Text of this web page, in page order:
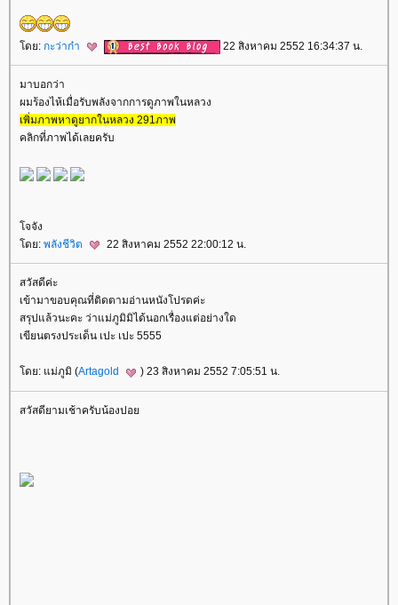
ดย: กะว่าก๋า 22 สิงหาคม 2552 16:34:37 น.
มาบอกว่า
ผมร้องไห้เมื่อรับพลังจากการดูภาพในหลวง
เพิ่มภาพหาดูยากในหลวง 291ภาพ
คลิกที่ภาพได้เลยครับ
จจัง
ดย: พลังชีวิต 22 สิงหาคม 2552 22:00:12 น.
สวัสดีค่ะ
เข้ามาขอบคุณที่ติดตามอ่านหนังโปรดค่ะ
สรุปแล้วนะคะ ว่าแม่ภูมิมิได้นอกเรื่องแต่อย่างใด
เขียนตรงประเด็น เปะ เปะ 5555
ดย: แม่ภูมิ (Artagold ) 23 สิงหาคม 2552 7:05:51 น.
สวัสดียามเช้าครับน้องปอ